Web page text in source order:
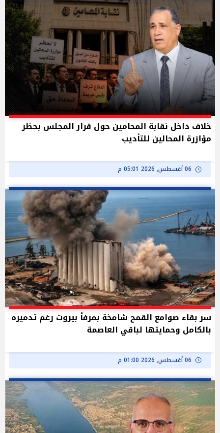
خلاف داخل نقابة المحامين حول قرار المجلس بحظر
مؤازرة المحالين للتأديب
06 أغسطس, 2026 05:01 م
سر بقاء صوامع القمح شامخة بمرفأ بيروت رغم تدميره
بالكامل وحمايتها لباقي العاصمة
06 أغسطس, 2026 01:00 م